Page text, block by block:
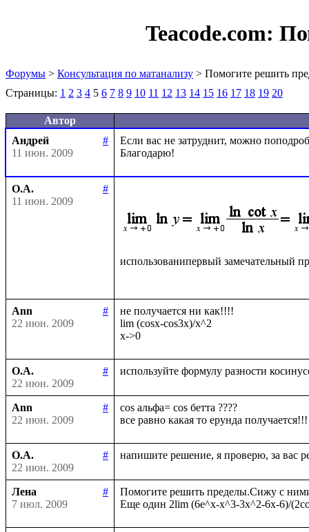
Teacode.com:
Форумы > Консультация по матанализу > Помогите решить
Страницы: 1 2 3 4 5 6 7 8 9 10 11 12 13 14 15 16 17 18 19 20
Автор
Андрей
#
11 июн. 2009
Если вас не затруднит, можно
О.А.
#
11 июн. 2009
использованипервый замечательный
Ann
#
22 июн. 2009
не получается ни как!!!!
lim (cosx-cos3x)/x^2
О.А.
#
22 июн. 2009
Ann
#
22 июн. 2009
cos альфа= cos бетта ????
О.А.
#
22 июн. 2009
Лена
#
7 июл. 2009
Помогите решить пределы.Сижу с